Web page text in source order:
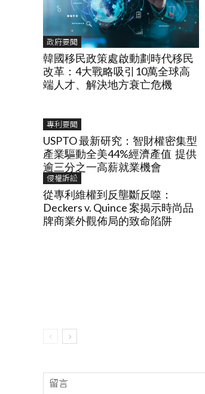
政府要聞
韓國移民政策處啟動劃時代移民
改革：4大戰略吸引10萬全球高
端人才、解決地方衰亡危機
專利要聞
USPTO 最新研究：智財權密集型
產業驅動全美44%經濟產值 提供
逾三分之一高薪就業機會
侵權訴訟
從專利維權到反壟斷反噬：
Deckers v. Quince 案揭示時尚品
牌商業外觀佈局的致命陷阱